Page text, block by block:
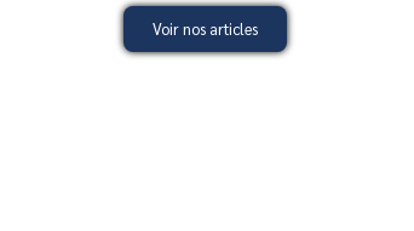
Voir nos articles